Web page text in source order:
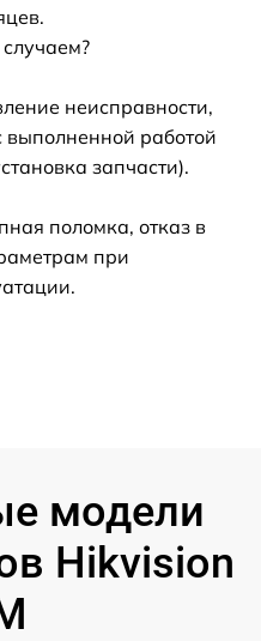
неисправности,
работой
запчасти).
поломка, отказ в
при
модели
Hikvision